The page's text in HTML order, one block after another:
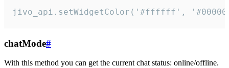
jivo_api.setWidgetColor('#ffffff',
chatMode#
With this method you can get the current chat status: online/offline.